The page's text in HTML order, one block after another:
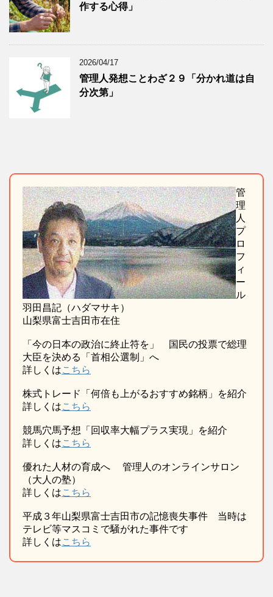
作する心得」
2026/04/17
管理人発想ことわざ２９「分かれ道は自
分次第」
管
理
人
プ
ロ
フ
ィ
ー
ル
羽田昌記（ハダマサキ）
山梨県富士吉田市在住
「今の日本の政治に終止符を」 国民の投票で総理
大臣を決める「首相公選制」へ
詳しくはこちら
株式トレード「何倍も上がるおすすめ銘柄」を紹介
詳しくはこちら
競馬穴馬予想「回収率大幅プラス実現」を紹介
詳しくはこちら
優れた人材の育成へ 管理人のオンラインサロン
（大人の塾）
詳しくはこちら
平成３年山梨県富士吉田市の記憶喪失事件 当時は
テレビ等マスコミで騒がれた事件です
詳しくはこちら